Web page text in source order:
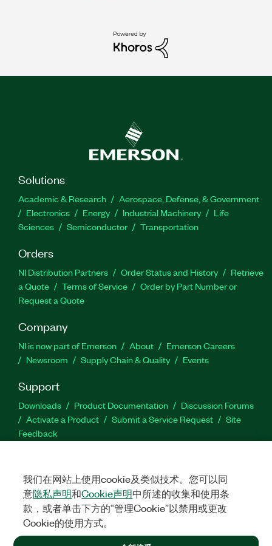
Solutions
Academic & Research
Aerospace, Defense, & Government
Electronics
Energy Industrial Machinery
Life
Sciences
Semiconductor Transportation
Orders
NI Distribution Partners Order Status and History
Retrieve
a Quote
Terms of Service
Order by Part Number or
Request a Quote
Company
NI is now part of Emerson About
Emerson Careers
Newsroom
Supply Chain & Quality Events
Support
Downloads Product Documentation
Discussion Forums
Activate a Product
Submit a Service Request
Site
Feedback
©2026NATIONAL INSTRUMENTS CORP. ALL RIGHTS RESERVED.
+1 877 388 1952
我们在网站上使用cookie及类似技术。您可以同
意隐私声明和Cookie声明中所述的收集和使用条
款，或者单击下方的“管理Cookie”以禁用或更改
Cookie的使用方式。